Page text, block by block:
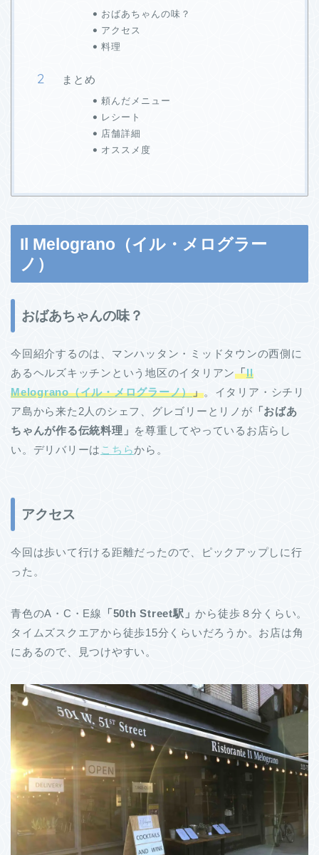
おばあちゃんの味？
アクセス
料理
まとめ
頼んだメニュー
レシート
店舗詳細
オススメ度
Il Melograno（イル・メログラー
ノ）
おばあちゃんの味？
今回紹介するのは、マンハッタン・ミッドタウンの西側に
あるヘルズキッチンという地区のイタリアン「Il
Melograno（イル・メログラーノ）」。イタリア・シチリ
ア島から来た2人のシェフ、グレゴリーとリノが 「おばあ
ちゃんが作る伝統料理」 を尊重してやっているお店らし
い。デリバリーは こちらから。
アクセス
今回は歩いて行ける距離だったので、ピックアップしに行
った。
青色のA・C・E線 「50th Street駅」から徒歩８分くらい。
タイムズスクエアから徒歩15分くらいだろうか。お店は角
にあるので、見つけやすい。